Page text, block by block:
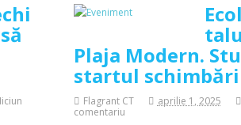
Plaja Modern.
startul
Flagrant CT aprilie 1, 2025
comentariu